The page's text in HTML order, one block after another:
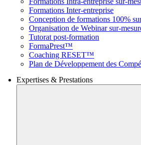
Formations Inter-entreprise
Conception de formations 100%
Organisation de Webinar sur-
Tutorat post-formation
FormaPrest™
Coaching RESET™
Plan de Développement des
Expertises & Prestations